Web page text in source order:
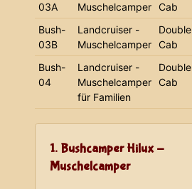
03A
Muschelcamper Cab
Bush-
03B
Landcruiser -
Muschelcamper
Double
Cab
Bush-
04
Landcruiser -
Muschelcamper
für Familien
Double
Cab
1. Bushcamper Hilux -
Muschelcamper